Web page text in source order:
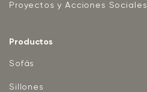
Proyectos y Acciones Sociales
Productos
Sofás
Sillones